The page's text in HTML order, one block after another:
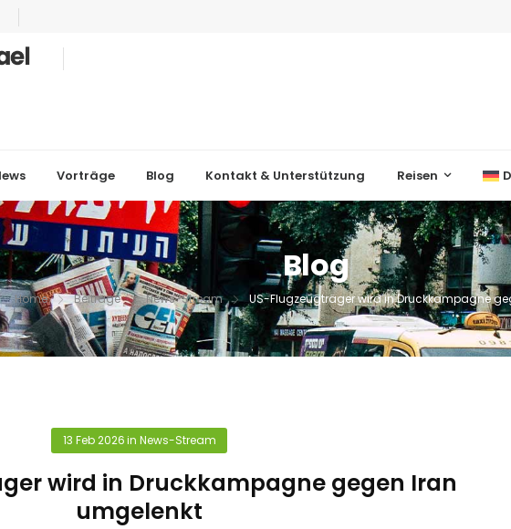
Vorträge Blog Kontakt & Unterstützung Reisen
Blog
Home Beiträge News-Stream US-Flugzeugträger wird in Druckkampagne
13 Feb 2026in News-Stream
wird in Druckkampagne gegen Iran
umgelenkt